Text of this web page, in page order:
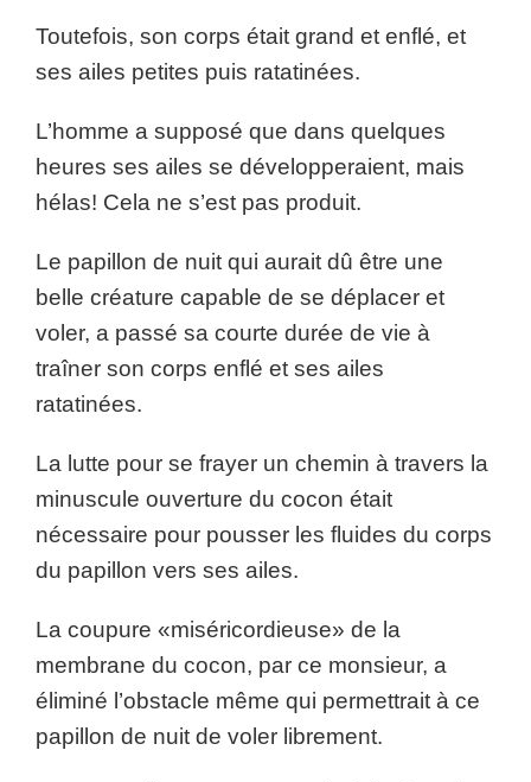
Toutefois, son corps était grand et enflé, et
ses ailes petites puis ratatinées.
L’homme a supposé que dans quelques
heures ses ailes se développeraient, mais
hélas! Cela ne s’est pas produit.
Le papillon de nuit qui aurait dû être une
belle créature capable de se déplacer et
voler, a passé sa courte durée de vie à
traîner son corps enflé et ses ailes
ratatinées.
La lutte pour se frayer un chemin à travers la
minuscule ouverture du cocon était
nécessaire pour pousser les fluides du corps
du papillon vers ses ailes.
La coupure «miséricordieuse» de la
membrane du cocon, par ce monsieur, a
éliminé l’obstacle même qui permettrait à ce
papillon de nuit de voler librement.